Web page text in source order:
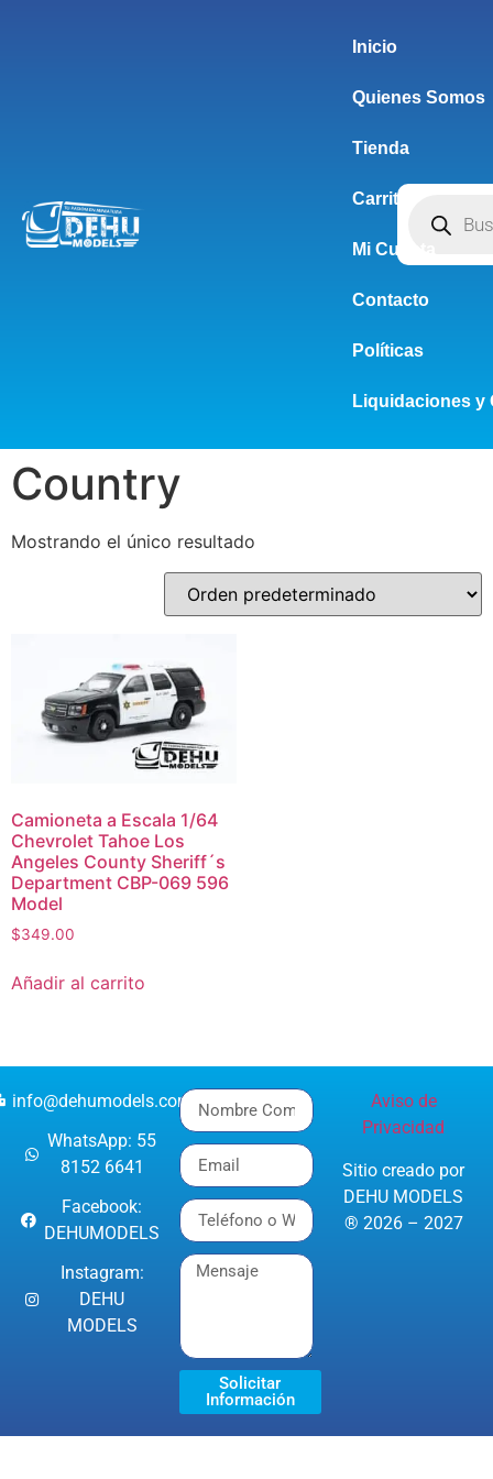
Inicio
Quienes Somos
Tienda
Carrito
Mi Cuenta
Contacto
Políticas
Liquidaciones y
Country
Mostrando el único resultado
Camioneta a Escala 1/64
Chevrolet Tahoe Los
Angeles County Sheriff´s
Department CBP-069 596
Model
$349.00
Añadir al carrito
info@dehumodels.com
WhatsApp: 55
8152 6641
Facebook:
DEHUMODELS
Instagram:
DEHU
MODELS
Solicitar
Información
Aviso de
Privacidad
Sitio creado por
DEHU MODELS
® 2026 – 2027